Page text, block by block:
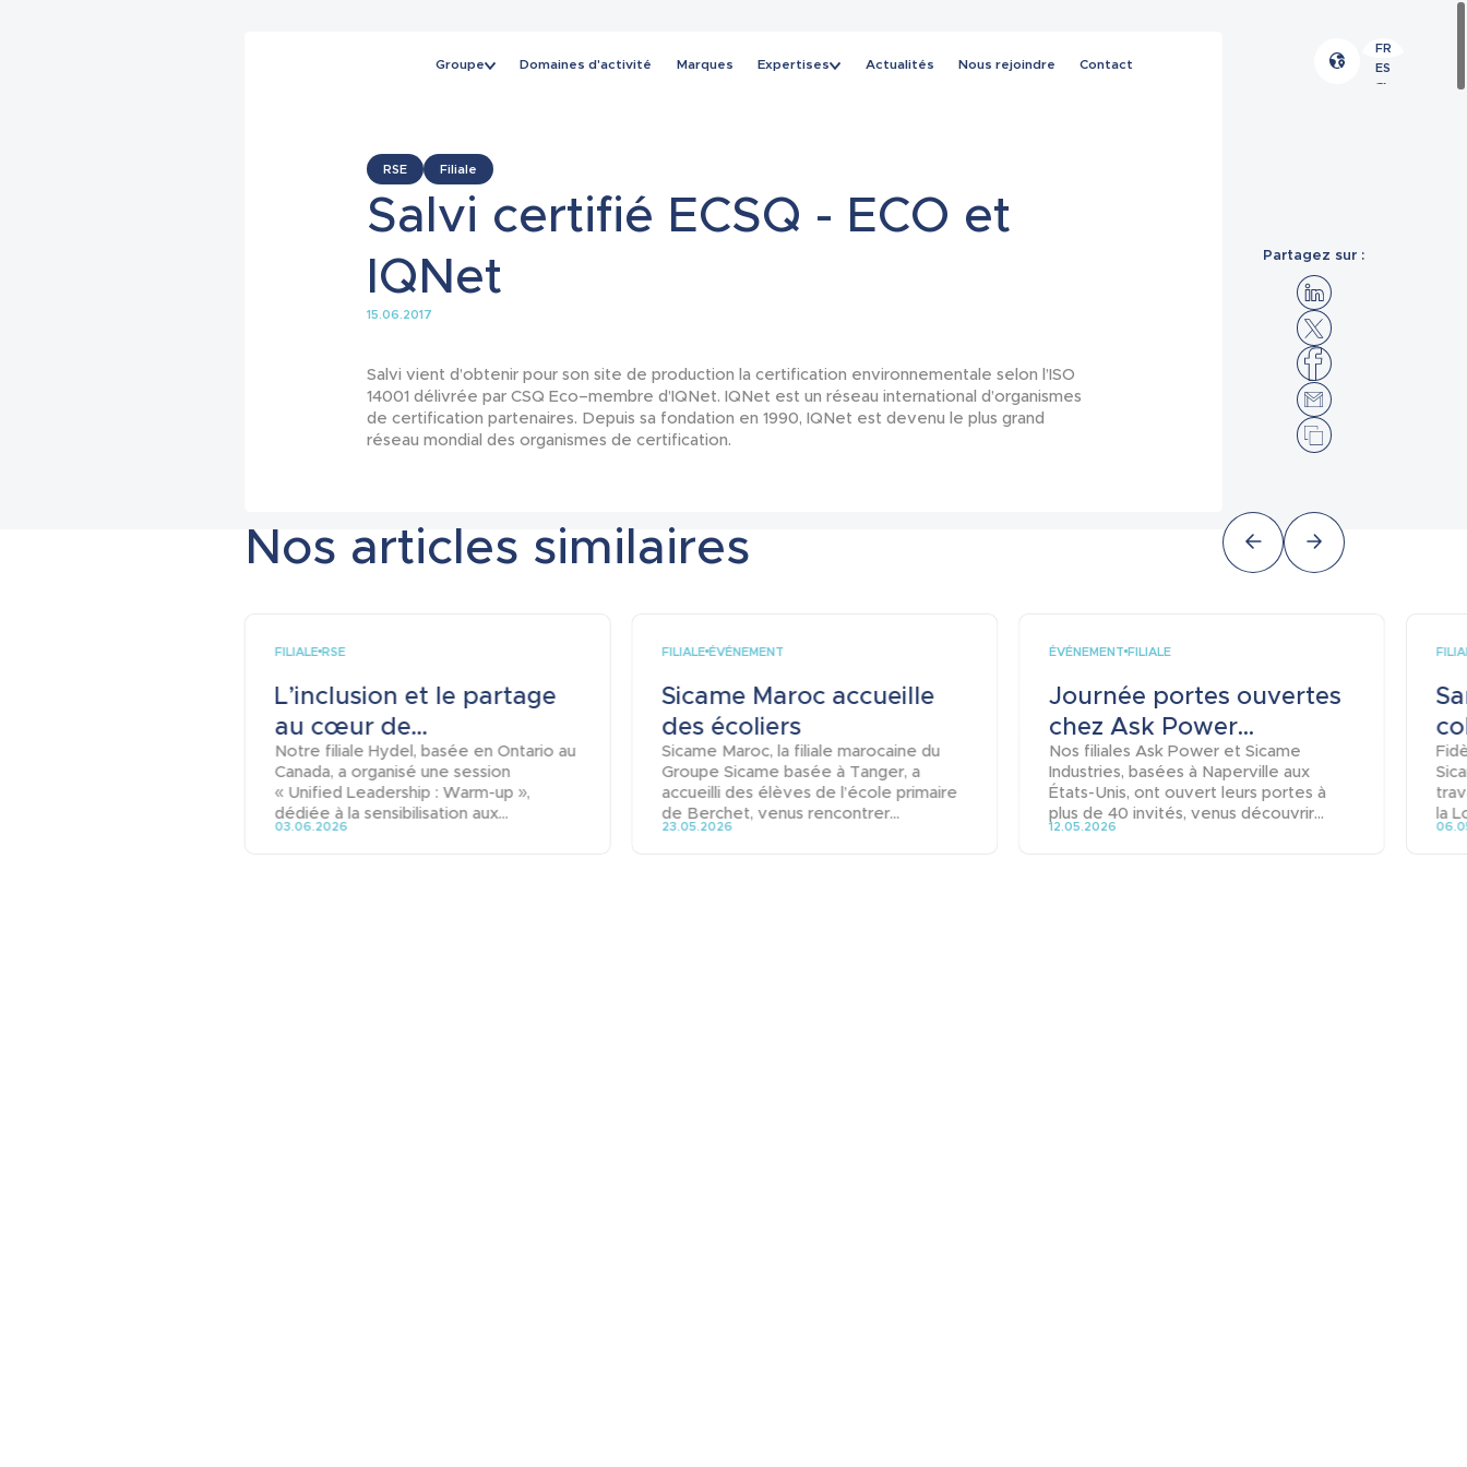
Groupe Domaines d'activité Marques Expertises Actualités Nous rejoindre Contact
ES
EN
FR
Actualités
RSE Filiale
Salvi certifié ECSQ - ECO et
IQNet
15.06.2017
Partagez sur :
Salvi vient d’obtenir pour son site de production la certification environnementale selon l’ISO
14001 délivrée par CSQ Eco–membre d’IQNet. IQNet est un réseau international d’organismes
de certification partenaires. Depuis sa fondation en 1990, IQNet est devenu le plus grand
réseau mondial des organismes de certification.
Nos articles similaires
FILIALE RSE
L’inclusion et le partage
au cœur de...
Notre filiale Hydel, basée en Ontario au
Canada, a organisé une session
« Unified Leadership : Warm-up »,
dédiée à la sensibilisation aux...
03.06.2026
FILIALE ÉVÉNEMENT
Sicame Maroc accueille
des écoliers
Sicame Maroc, la filiale marocaine du
Groupe Sicame basée à Tanger, a
accueilli des élèves de l’école primaire
de Berchet, venus rencontrer...
23.05.2026
ÉVÉNEMENT FILIALE
Journée portes ouvertes
chez Ask Power...
Nos filiales Ask Power et Sicame
Industries, basées à Naperville aux
États-Unis, ont ouvert leurs portes à
plus de 40 invités, venus découvrir...
12.05.2026
la